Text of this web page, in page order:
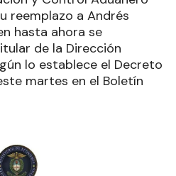
reemplazo a Andrés
hasta ahora se
de la Dirección
lo establece el Decreto
martes en el Boletín